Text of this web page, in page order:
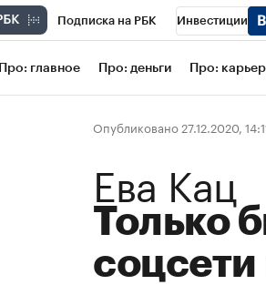
Подписка на РБК Инвестиции
Школа управления РБК РБК
Рынок наличной валюты
Про: главное Про: деньги Про:
Опубликовано 27.12.2020,
Ева Кац
Только